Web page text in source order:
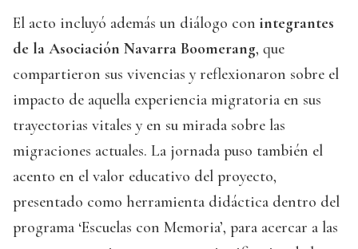
El acto incluyó además un diálogo con integrantes
de la Asociación Navarra Boomerang, que
compartieron sus vivencias y reflexionaron sobre el
impacto de aquella experiencia migratoria en sus
trayectorias vitales y en su mirada sobre las
migraciones actuales. La jornada puso también el
acento en el valor educativo del proyecto,
presentado como herramienta didáctica dentro del
programa ‘Escuelas con Memoria’, para acercar a las